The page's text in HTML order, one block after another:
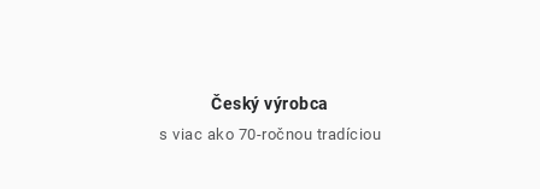
Český výrobca
s viac ako 70-ročnou tradíciou